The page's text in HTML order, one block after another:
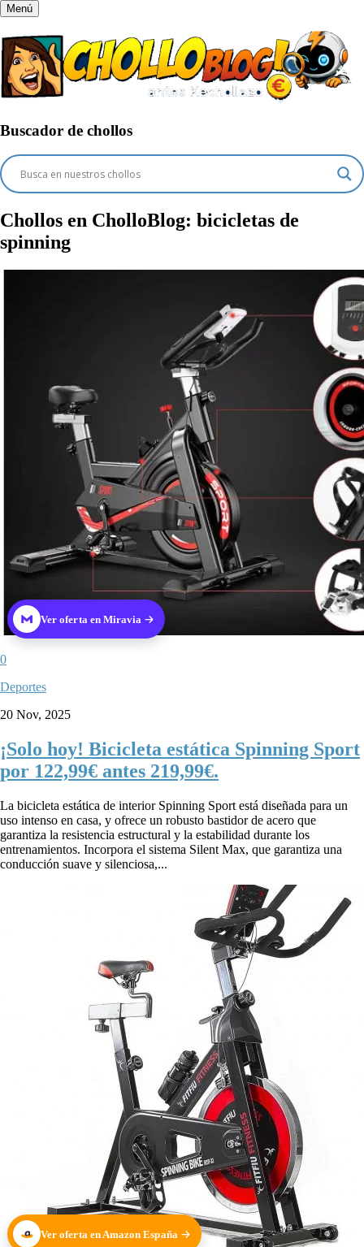
Menú
Buscador de chollos
Chollos en CholloBlog: bicicletas de
spinning
Ver oferta en Miravia
0
Deportes
20 Nov, 2025
¡Solo hoy! Bicicleta estática Spinning Sport
por 122,99€ antes 219,99€.
La bicicleta estática de interior Spinning Sport está diseñada para un
uso intenso en casa, y ofrece un robusto bastidor de acero que
garantiza la resistencia estructural y la estabilidad durante los
entrenamientos. Incorpora el sistema Silent Max, que garantiza una
conducción suave y silenciosa,...
Ver oferta en Amazon España